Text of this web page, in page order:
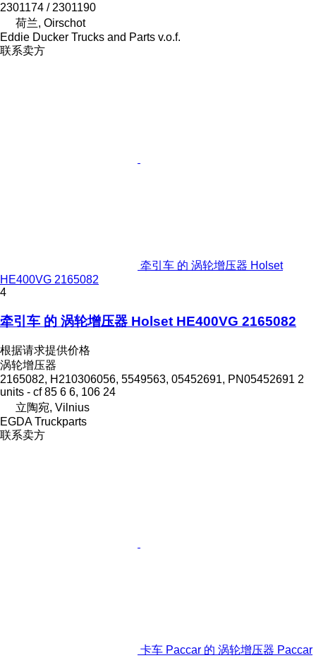
2301174 / 2301190
荷兰, Oirschot
Eddie Ducker Trucks and Parts v.o.f.
联系卖方
牵引车 的 涡轮增压器 Holset
HE400VG 2165082
4
牵引车 的 涡轮增压器 Holset HE400VG 2165082
根据请求提供价格
涡轮增压器
2165082, H210306056, 5549563, 05452691, PN05452691 2
units - cf 85 6 6, 106 24
立陶宛, Vilnius
EGDA Truckparts
联系卖方
卡车 Paccar 的 涡轮增压器 Paccar